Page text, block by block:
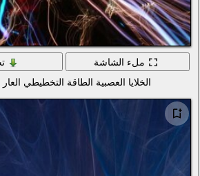
ملء الشاشة
الخلايا العصبية الطاقة التخطيطي